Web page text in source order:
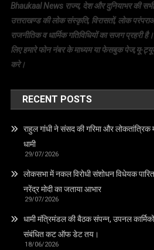
Bhaukaal News राज्य, देश और दुनियाभर की
उत्तराखण्ड की लोक संस्कृति, विरासतों, लोक
राजनीतिक व धार्मिक गतिविधियों का सजग
लिए हमारे फोन नंबर के माध्यम या फेसबुक पेज,यू-
करे।
RECENT POSTS
राहुल गांधी ने संसद की गरिमा और लोकतांत्रिक
धामी
29/07/2026
लोकसभा में नकल विरोधी संशोधन विधेयक
नरेंद्र मोदी का जताया आभार
29/07/2026
धामी मंत्रिमंडल की बैठक संपन्न, उपनल
संबंधित कट ऑफ डेट तय।
18/06/2026